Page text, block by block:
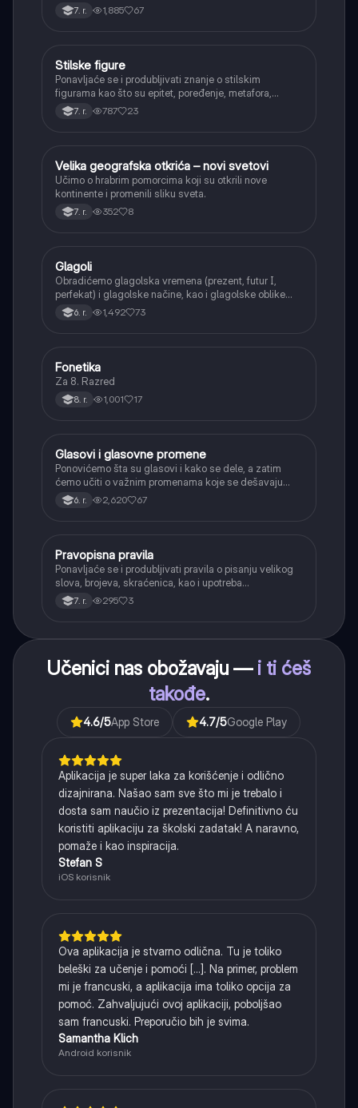
apozicija) i njihovoj funkciji.
7. r. 1,885 67
Srpski jezik
Stilske figure
Ponavljaće se i produbljivati znanje o stilskim
figurama kao što su epitet, poređenje, metafora,
personifikacija, hiperbola, onomatopeja, aliteracija i
asonanca, razumevajući njihovu ulogu u tekstu.
7. r. 787 23
Istorija
Velika geografska otkrića – novi svetovi
Učimo o hrabrim pomorcima koji su otkrili nove
kontinente i promenili sliku sveta.
7. r. 352 8
Srpski jezik
Glagoli
Obradićemo glagolska vremena (prezent, futur I,
perfekat) i glagolske načine, kao i glagolske oblike
(infinitiv, glagolski pridevi i prilozi) i glagolski vid
(svršeni i nesvršeni).
6. r. 1,492 73
Srpski jezik
Fonetika
Za 8. Razred
8. r. 1,001 17
Srpski jezik
Glasovi i glasovne promene
Ponovićemo šta su glasovi i kako se dele, a zatim
ćemo učiti o važnim promenama koje se dešavaju
kada se glasovi nađu jedan pored drugog u rečima
(npr. jednačenje suglasnika po zvučnosti i mestu
6. r. 2,620 67
Srpski jezik
Pravopisna pravila
Ponavljaće se i produbljivati pravila o pisanju velikog
slova, brojeva, skraćenica, kao i upotreba
interpunkcije, sa posebnim fokusom na zarez u
složenoj rečenici.
7. r. 295 3
Učenici nas obožavaju — i ti ćeš
takođe.
4.6/5App Store 4.7/5Google Play
Aplikacija je super laka za korišćenje i odlično
dizajnirana. Našao sam sve što mi je trebalo i
dosta sam naučio iz prezentacija! Definitivno ću
koristiti aplikaciju za školski zadatak! A naravno,
pomaže i kao inspiracija.
Stefan S
iOS korisnik
Ova aplikacija je stvarno odlična. Tu je toliko
beleški za učenje i pomoći [...]. Na primer, problem
mi je francuski, a aplikacija ima toliko opcija za
pomoć. Zahvaljujući ovoj aplikaciji, poboljšao
sam francuski. Preporučio bih je svima.
Samantha Klich
Android korisnik